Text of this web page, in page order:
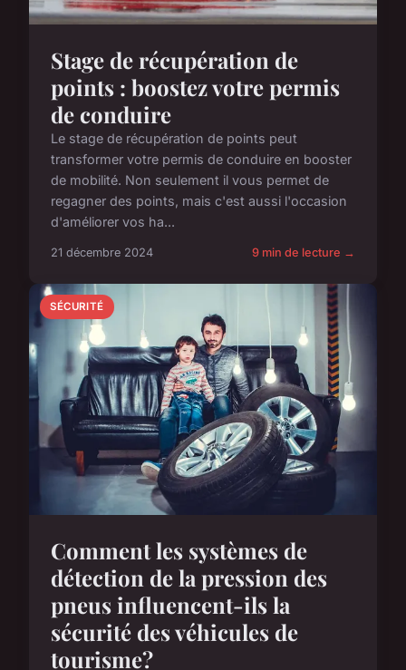
Stage de récupération de
points : boostez votre permis
de conduire
Le stage de récupération de points peut
transformer votre permis de conduire en booster
de mobilité. Non seulement il vous permet de
regagner des points, mais c'est aussi l'occasion
d'améliorer vos ha...
21 décembre 2024 9 min de lecture →
SÉCURITÉ
Comment les systèmes de
détection de la pression des
pneus influencent-ils la
sécurité des véhicules de
tourisme?